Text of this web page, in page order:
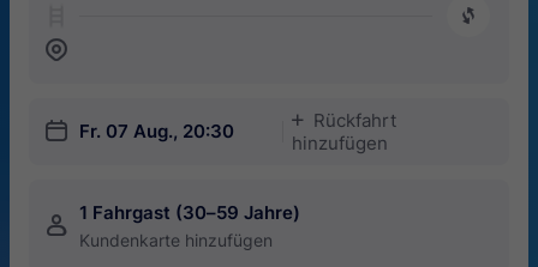
󰿠
󱒣
󱎗 Fr. 07 Aug., 20:30
󱅇
Rückfahrt
hinzufügen
󱍂 1 Fahrgast (30–59 Jahre)
Kundenkarte hinzufügen